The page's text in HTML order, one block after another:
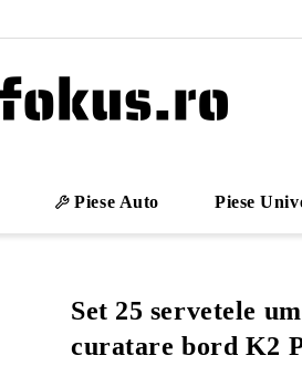
Piese Auto Piese
Set 25 servetele
curatare bord K2